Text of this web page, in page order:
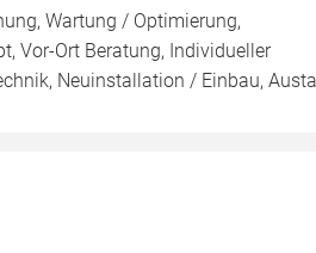
Wartung / Optimierung,
Vor-Ort Beratung, Individueller
Neuinstallation / Einbau,